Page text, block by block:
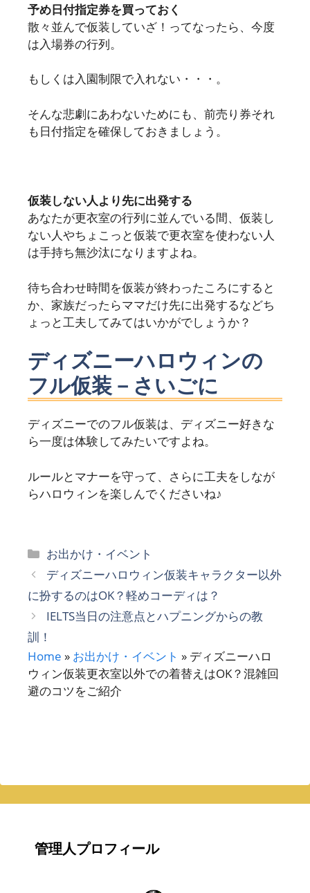
予め日付指定券を買っておく
散々並んで仮装していざ！ってなったら、今度
は入場券の行列。
もしくは入園制限で入れない・・・。
そんな悲劇にあわないためにも、前売り券それ
も日付指定を確保しておきましょう。
仮装しない人より先に出発する
あなたが更衣室の行列に並んでいる間、仮装し
ない人やちょこっと仮装で更衣室を使わない人
は手持ち無沙汰になりますよね。
待ち合わせ時間を仮装が終わったころにすると
か、家族だったらママだけ先に出発するなどち
ょっと工夫してみてはいかがでしょうか？
ディズニーハロウィンの
フル仮装－さいごに
ディズニーでのフル仮装は、ディズニー好きな
ら一度は体験してみたいですよね。
ルールとマナーを守って、 さらに工夫をしなが
らハロウィンを楽しんでくださいね♪
カ
テ
ゴ
リ
ー
お出かけ・イベント
ディズニーハロウィン仮装キャラクター以外
に扮するのはOK？軽めコーディは？
IELTS当日の注意点とハプニングからの教
訓！
Home » お出かけ・イベント » ディズニーハロ
ウィン仮装更衣室以外での着替えはOK？混雑回
避のコツをご紹介
管理人プロフィール